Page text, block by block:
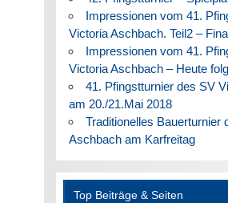
Impressionen vom 41.
Victoria Aschbach. Teil2 –
Impressionen vom 41.
Victoria Aschbach – Heute
41. Pfingstturnier des SV
am 20./21.Mai 2018
Traditionelles Bauerturnier
Aschbach am Karfreitag
Top Beiträge & Seiten